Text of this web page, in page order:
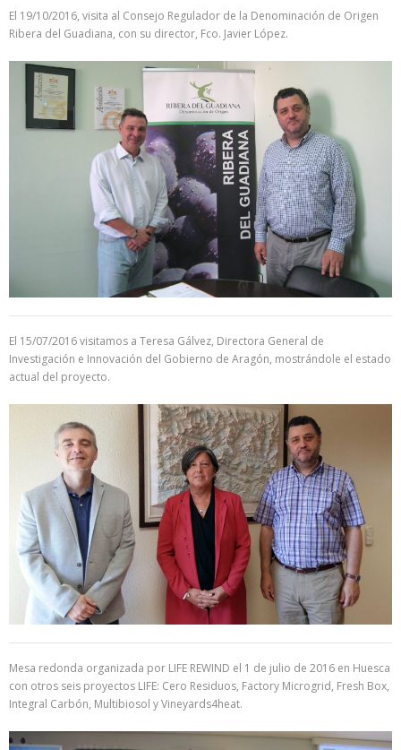
El 19/10/2016, visita al Consejo Regulador de la Denominación de Origen
Ribera del Guadiana, con su director, Fco. Javier López.
El 15/07/2016 visitamos a Teresa Gálvez, Directora General de
Investigación e Innovación del Gobierno de Aragón, mostrándole el estado
actual del proyecto.
Mesa redonda organizada por LIFE REWIND el 1 de julio de 2016 en Huesca
con otros seis proyectos LIFE: Cero Residuos, Factory Microgrid, Fresh Box,
Integral Carbón, Multibiosol y Vineyards4heat.